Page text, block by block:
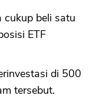
cukup beli satu
ETF
di 500
tersebut.